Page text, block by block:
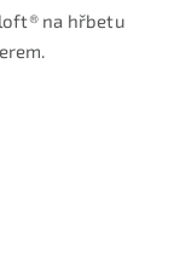
na hřbetu